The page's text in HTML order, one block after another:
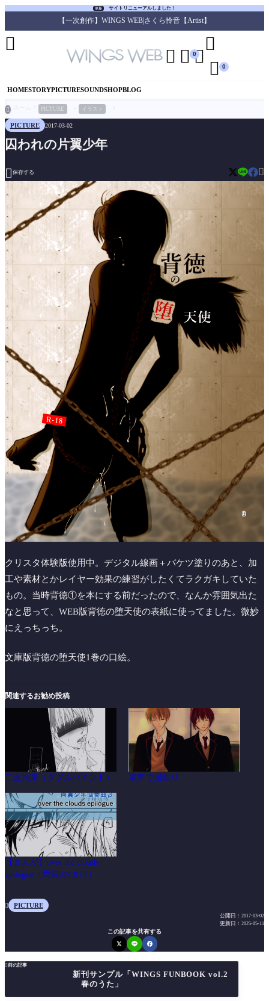
更新 サイトリニューアルしました！
【一次創作】WINGS WEB|さくら怜音【Artist】
HOMESTORYPICTURESOUNDSHOPBLOG
  0

 0

 PICTURE イラスト
PICTURE 2017-03-02
囚われの片翼少年
 保存する 
クリスタ体験版使用中。デジタル線画＋バケツ塗りのあと、加
工や素材とかレイヤー効果の練習がしたくてラクガキしていた
もの。当時背徳①を本にする前だったので、なんか雰囲気出た
なと思って、WEB版背徳の堕天使の表紙に使ってました。微妙
にえっちっち。
文庫版背徳の堕天使1巻の口絵。
関連するお勧め投稿
二重拘束（ダブルバインド） 電車で居眠り
【まんが】over the clouds
epilogue（両翼βおまけ）
 PICTURE
公開日： 2017-03-02
更新日： 2025-05-11
この記事を共有する
前の記事
新刊サンプル「WINGS FUNBOOK vol.2
春のうた」